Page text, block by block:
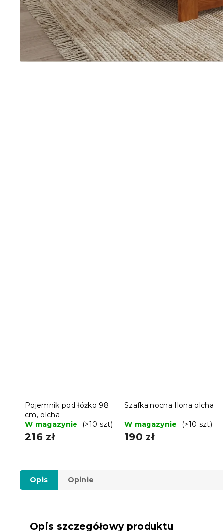
Pojemnik pod łóżko 98
cm, olcha
W magazynie
(>10 szt)
216 zł
Szafka nocna Ilona olcha
W magazynie (>10 szt)
190 zł
Opis Opinie
Opis szczegółowy produktu